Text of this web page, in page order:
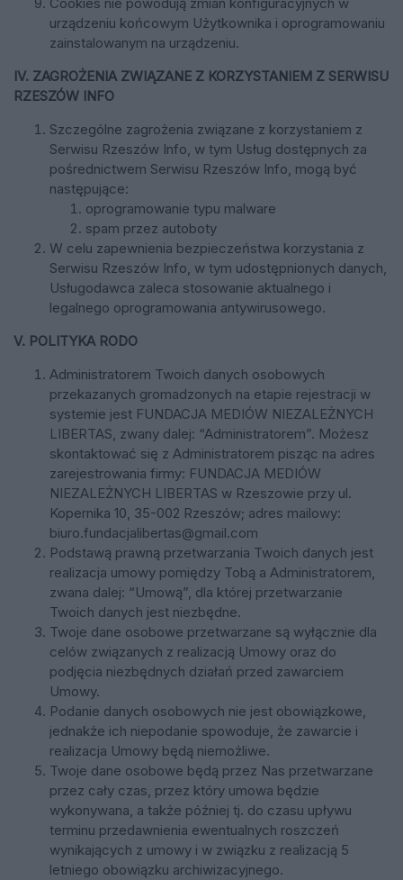
urządzeniu końcowym Użytkownika i oprogramowaniu
zainstalowanym na urządzeniu.
IV. ZAGROŻENIA ZWIĄZANE Z KORZYSTANIEM Z SERWISU
RZESZÓW INFO
Szczególne zagrożenia związane z korzystaniem z
Serwisu Rzeszów Info, w tym Usług dostępnych za
pośrednictwem Serwisu Rzeszów Info, mogą być
następujące:
oprogramowanie typu malware
spam przez autoboty
W celu zapewnienia bezpieczeństwa korzystania z
Serwisu Rzeszów Info, w tym udostępnionych danych,
Usługodawca zaleca stosowanie aktualnego i
legalnego oprogramowania antywirusowego.
V. POLITYKA RODO
Administratorem Twoich danych osobowych
przekazanych gromadzonych na etapie rejestracji w
systemie jest FUNDACJA MEDIÓW NIEZALEŻNYCH
LIBERTAS, zwany dalej: “Administratorem”. Możesz
skontaktować się z Administratorem pisząc na adres
zarejestrowania firmy: FUNDACJA MEDIÓW
NIEZALEŻNYCH LIBERTAS w Rzeszowie przy ul.
Kopernika 10, 35-002 Rzeszów; adres mailowy:
biuro.fundacjalibertas@gmail.com
Podstawą prawną przetwarzania Twoich danych jest
realizacja umowy pomiędzy Tobą a Administratorem,
zwana dalej: “Umową”, dla której przetwarzanie
Twoich danych jest niezbędne.
Twoje dane osobowe przetwarzane są wyłącznie dla
celów związanych z realizacją Umowy oraz do
podjęcia niezbędnych działań przed zawarciem
Umowy.
Podanie danych osobowych nie jest obowiązkowe,
jednakże ich niepodanie spowoduje, że zawarcie i
realizacja Umowy będą niemożliwe.
Twoje dane osobowe będą przez Nas przetwarzane
przez cały czas, przez który umowa będzie
wykonywana, a także później tj. do czasu upływu
terminu przedawnienia ewentualnych roszczeń
wynikających z umowy i w związku z realizacją 5
letniego obowiązku archiwizacyjnego.